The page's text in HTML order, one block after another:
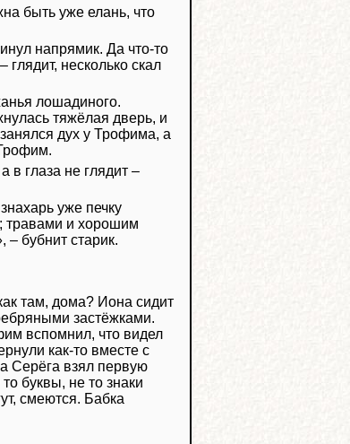
быть уже елань, что
напрямик. Да что-то
несколько скал
лошадиного.
тяжёлая дверь, и
дух у Трофима, а
в глаза не глядит –
уже печку
травами и хорошим
– бубнит старик.
там, дома? Иона сидит
застёжками.
вспомнил, что видел
как-то вместе с
Серёга взял первую
буквы, не то знаки
смеются. Бабка